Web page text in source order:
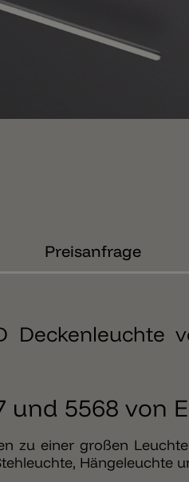
Preisanfrage
Deckenleuchte
und 5568 von
zu einer großen
Hängeleuchte